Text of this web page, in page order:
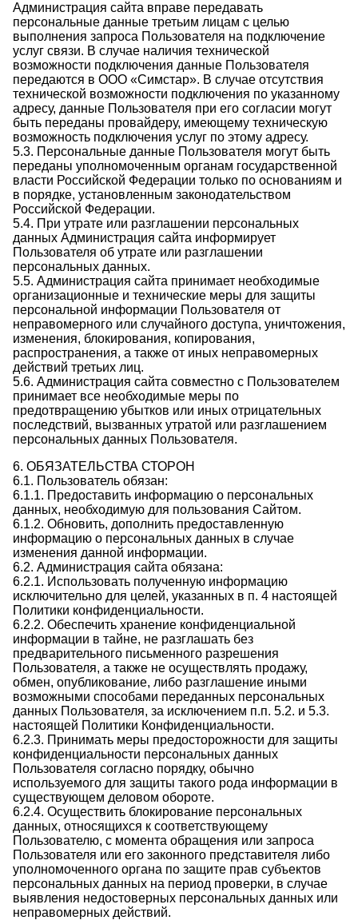
Администрация сайта вправе передавать
персональные данные третьим лицам с целью
выполнения запроса Пользователя на подключение
услуг связи. В случае наличия технической
возможности подключения данные Пользователя
передаются в ООО «Симстар». В случае отсутствия
технической возможности подключения по указанному
адресу, данные Пользователя при его согласии могут
быть переданы провайдеру, имеющему техническую
возможность подключения услуг по этому адресу.
5.3. Персональные данные Пользователя могут быть
переданы уполномоченным органам государственной
власти Российской Федерации только по основаниям и
в порядке, установленным законодательством
Российской Федерации.
5.4. При утрате или разглашении персональных
данных Администрация сайта информирует
Пользователя об утрате или разглашении
персональных данных.
5.5. Администрация сайта принимает необходимые
организационные и технические меры для защиты
персональной информации Пользователя от
неправомерного или случайного доступа, уничтожения,
изменения, блокирования, копирования,
распространения, а также от иных неправомерных
действий третьих лиц.
5.6. Администрация сайта совместно с Пользователем
принимает все необходимые меры по
предотвращению убытков или иных отрицательных
последствий, вызванных утратой или разглашением
персональных данных Пользователя.
6. ОБЯЗАТЕЛЬСТВА СТОРОН
6.1. Пользователь обязан:
6.1.1. Предоставить информацию о персональных
данных, необходимую для пользования Сайтом.
6.1.2. Обновить, дополнить предоставленную
информацию о персональных данных в случае
изменения данной информации.
6.2. Администрация сайта обязана:
6.2.1. Использовать полученную информацию
исключительно для целей, указанных в п. 4 настоящей
Политики конфиденциальности.
6.2.2. Обеспечить хранение конфиденциальной
информации в тайне, не разглашать без
предварительного письменного разрешения
Пользователя, а также не осуществлять продажу,
обмен, опубликование, либо разглашение иными
возможными способами переданных персональных
данных Пользователя, за исключением п.п. 5.2. и 5.3.
настоящей Политики Конфиденциальности.
6.2.3. Принимать меры предосторожности для защиты
конфиденциальности персональных данных
Пользователя согласно порядку, обычно
используемого для защиты такого рода информации в
существующем деловом обороте.
6.2.4. Осуществить блокирование персональных
данных, относящихся к соответствующему
Пользователю, с момента обращения или запроса
Пользователя или его законного представителя либо
уполномоченного органа по защите прав субъектов
персональных данных на период проверки, в случае
выявления недостоверных персональных данных или
неправомерных действий.